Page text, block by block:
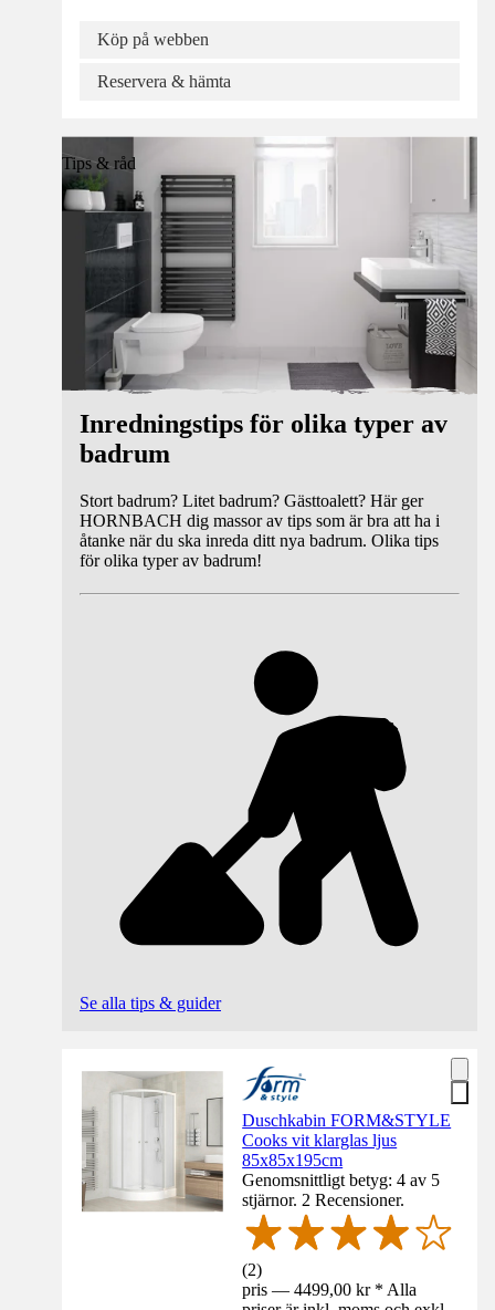
Köp på webben
Reservera & hämta
Tips & råd
Inredningstips för olika typer av
badrum
Stort badrum? Litet badrum? Gästtoalett? Här ger
HORNBACH dig massor av tips som är bra att ha i
åtanke när du ska inreda ditt nya badrum. Olika tips
för olika typer av badrum!
Se alla tips & guider
Duschkabin FORM&STYLE
Cooks vit klarglas ljus
85x85x195cm
Genomsnittligt betyg: 4 av 5
stjärnor. 2 Recensioner.
(2)
pris — 4499,00 kr * Alla